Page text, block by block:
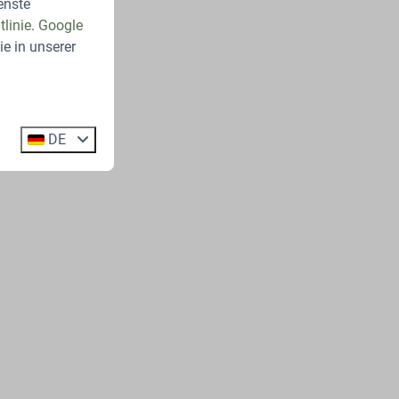
. Google
in unserer
DE